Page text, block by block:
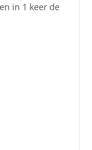
in 1 keer de